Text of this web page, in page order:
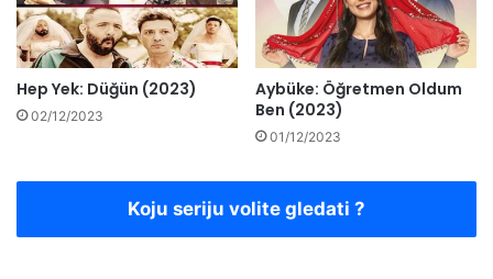
Hep Yek: Düğün (2023)
02/12/2023
Aybüke: Öğretmen Oldum
Ben (2023)
01/12/2023
Koju seriju volite gledati ?